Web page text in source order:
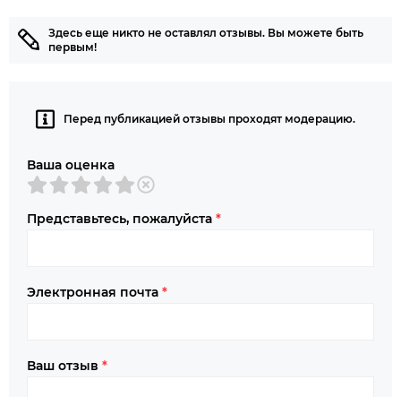
Здесь еще никто не оставлял отзывы. Вы можете быть
первым!
Перед публикацией отзывы проходят модерацию.
Ваша оценка
Представьтесь, пожалуйста *
Электронная почта *
Ваш отзыв *